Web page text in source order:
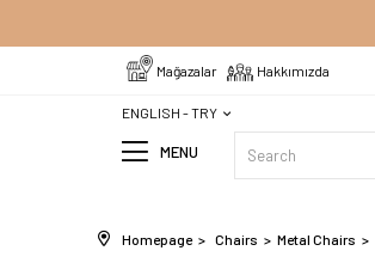
Mağazalar Hakkımızda
MENU
ENGLISH - TRY
Homepage Chairs Metal Chairs